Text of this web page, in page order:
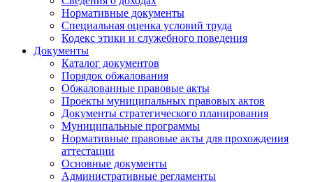
Нормативные документы
Специальная оценка условий труда
Кодекс этики и служебного поведения
Документы
Каталог документов
Порядок обжалования
Обжалованные правовые акты
Проекты муниципальных правовых актов
Документы стратегического планирования
Муниципальные программы
Нормативные правовые акты для прохождения
аттестации
Основные документы
Административные регламенты